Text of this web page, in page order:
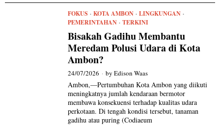
FOKUS · KOTA AMBON · LINGKUNGAN ·
PEMERINTAHAN · TERKINI
Bisakah Gadihu Membantu
Meredam Polusi Udara di Kota
Ambon?
24/07/2026 byEdison Waas
Ambon,—Pertumbuhan Kota Ambon yang diikuti
meningkatnya jumlah kendaraan bermotor
membawa konsekuensi terhadap kualitas udara
perkotaan. Di tengah kondisi tersebut, tanaman
gadihu atau puring (Codiaeum